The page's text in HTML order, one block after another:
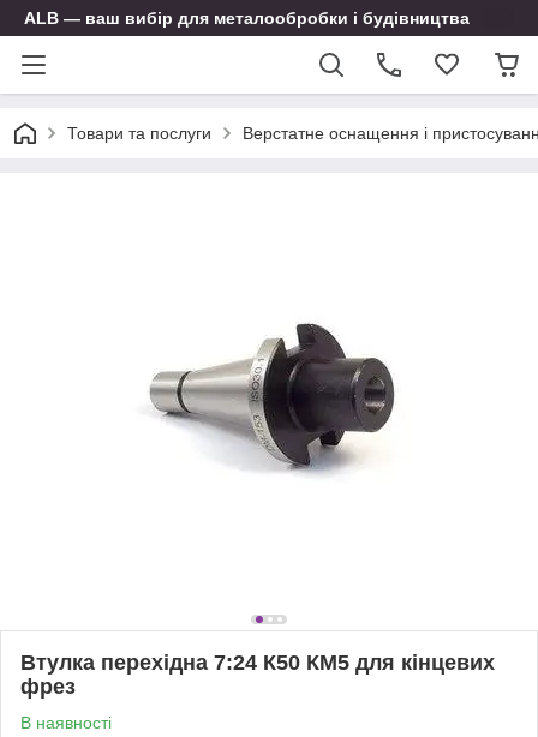
ALB — ваш вибір для металообробки і будівництва
Товари та послуги Верстатне оснащення і
Втулка перехідна 7:24 К50 КМ5 для кінцевих
фрез
В наявності